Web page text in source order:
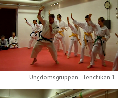
Ungdomsgruppen - Tenchiken 1